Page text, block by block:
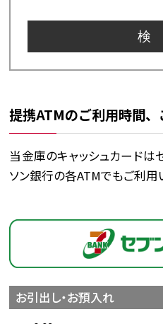
提携ATMのご利用時間
当金庫のキャッシュカードは
ソン銀行の各ATMでもご利用
お引出し・お預入れ